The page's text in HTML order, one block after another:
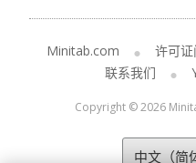
Minitab.com 许可证
联系我们
Copyright © 2026